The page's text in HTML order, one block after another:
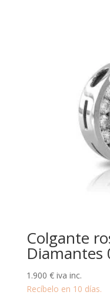
Colgante
Diamantes
1.900 € iva inc.
Recíbelo en 10 días.